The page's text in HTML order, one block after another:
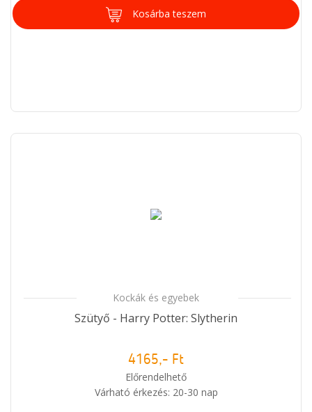
Kosárba teszem
Kockák és egyebek
Szütyő - Harry Potter: Slytherin
4165,- Ft
Előrendelhető
Várható érkezés: 20-30 nap